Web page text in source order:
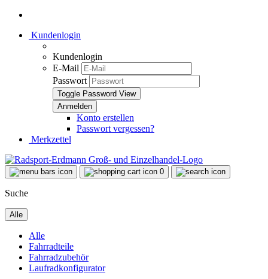
Kundenlogin
Kundenlogin
E-Mail
Passwort
Toggle Password View
Konto erstellen
Passwort vergessen?
Merkzettel
0
Suche
Alle
Alle
Fahrradteile
Fahrradzubehör
Laufradkonfigurator